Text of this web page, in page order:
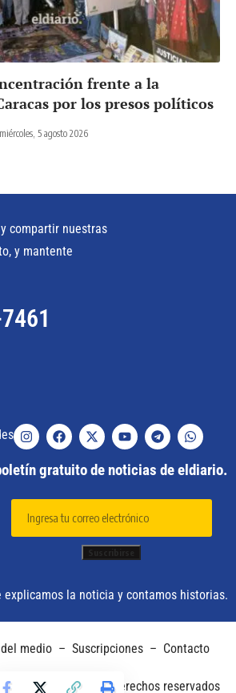
frente a la
por los presos políticos
5 agosto 2026
compartir nuestras
y mantente
gratuito de noticias de eldiario.
explicamos la noticia y contamos historias.
medio – Suscripciones – Contacto
2025 – Todos los derechos reservados